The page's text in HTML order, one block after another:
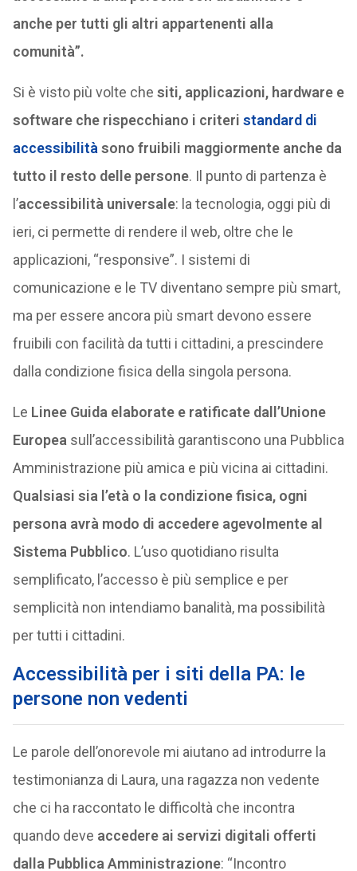
anche per tutti gli altri appartenenti alla
comunità”.
Si è visto più volte che siti, applicazioni, hardware e
software che rispecchiano i criteri standard di
accessibilità sono fruibili maggiormente anche da
tutto il resto delle persone. Il punto di partenza è
l’accessibilità universale: la tecnologia, oggi più di
ieri, ci permette di rendere il web, oltre che le
applicazioni, “responsive”. I sistemi di
comunicazione e le TV diventano sempre più smart,
ma per essere ancora più smart devono essere
fruibili con facilità da tutti i cittadini, a prescindere
dalla condizione fisica della singola persona.
Le Linee Guida elaborate e ratificate dall’Unione
Europea sull’accessibilità garantiscono una Pubblica
Amministrazione più amica e più vicina ai cittadini.
Qualsiasi sia l’età o la condizione fisica, ogni
persona avrà modo di accedere agevolmente al
Sistema Pubblico. L’uso quotidiano risulta
semplificato, l’accesso è più semplice e per
semplicità non intendiamo banalità, ma possibilità
per tutti i cittadini.
Accessibilità per i siti della PA: le
persone non vedenti
Le parole dell’onorevole mi aiutano ad introdurre la
testimonianza di Laura, una ragazza non vedente
che ci ha raccontato le difficoltà che incontra
quando deve accedere ai servizi digitali offerti
dalla Pubblica Amministrazione: “Incontro